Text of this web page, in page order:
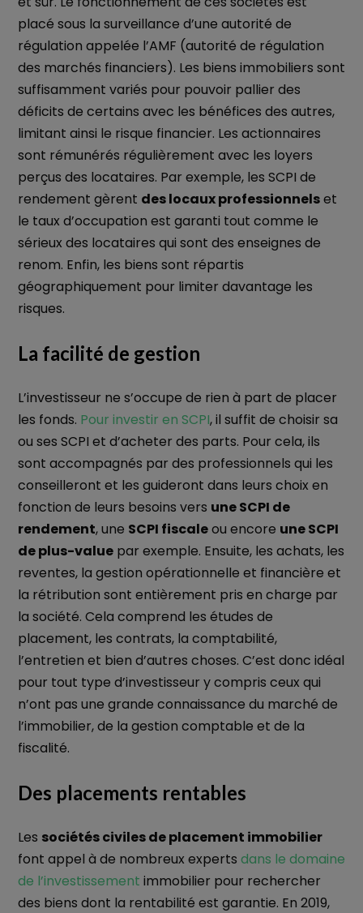
placé sous la surveillance d’une autorité de
régulation appelée l’AMF (autorité de régulation
des marchés financiers). Les biens immobiliers sont
suffisamment variés pour pouvoir pallier des
déficits de certains avec les bénéfices des autres,
limitant ainsi le risque financier. Les actionnaires
sont rémunérés régulièrement avec les loyers
perçus des locataires. Par exemple, les SCPI de
rendement gèrent des locaux professionnelset
le taux d’occupation est garanti tout comme le
sérieux des locataires qui sont des enseignes de
renom. Enfin, les biens sont répartis
géographiquement pour limiter davantage les
risques.
La facilité de gestion
L’investisseur ne s’occupe de rien à part de placer
les fonds. Pour investir en SCPI, il suffit de choisir sa
ou ses SCPI et d’acheter des parts. Pour cela, ils
sont accompagnés par des professionnels qui les
conseilleront et les guideront dans leurs choix en
fonction de leurs besoins vers une SCPI de
rendement, une SCPI fiscaleou encore une SCPI
de plus-valuepar exemple. Ensuite, les achats, les
reventes, la gestion opérationnelle et financière et
la rétribution sont entièrement pris en charge par
la société. Cela comprend les études de
placement, les contrats, la comptabilité,
l’entretien et bien d’autres choses. C’est donc idéal
pour tout type d’investisseur y compris ceux qui
n’ont pas une grande connaissance du marché de
l’immobilier, de la gestion comptable et de la
fiscalité.
Des placements rentables
Les sociétés civiles de placement immobilier
font appel à de nombreux experts dans le domaine
de l’investissement immobilier pour rechercher
des biens dont la rentabilité est garantie. En 2019,